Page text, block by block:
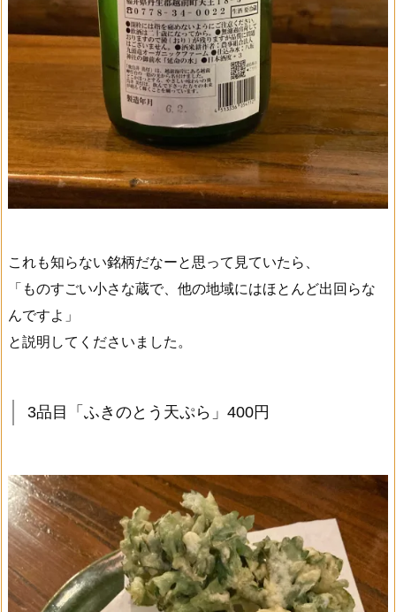
これも知らない銘柄だなーと思って見ていたら、
「ものすごい小さな蔵で、他の地域にはほとんど出回らな
んですよ」
と説明してくださいました。
3品目「ふきのとう天ぷら」400円